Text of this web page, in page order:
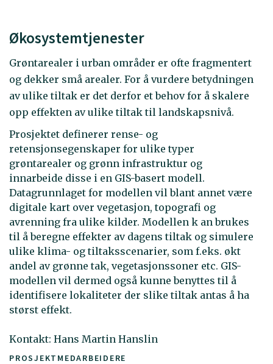
PROSJEKTMEDARBEIDERE
Økosystemtjenester
Grøntarealer i urban områder er ofte fragmentert
og dekker små arealer. For å vurdere betydningen
av ulike tiltak er det derfor et behov for å skalere
opp effekten av ulike tiltak til landskapsnivå.
Prosjektet definerer rense- og
retensjonsegenskaper for ulike typer
grøntarealer og grønn infrastruktur og
innarbeide disse i en GIS-basert modell.
Datagrunnlaget for modellen vil blant annet være
digitale kart over vegetasjon, topografi og
avrenning fra ulike kilder. Modellen k an brukes
til å beregne effekter av dagens tiltak og simulere
ulike klima- og tiltaksscenarier, som f.eks. økt
andel av grønne tak, vegetasjonssoner etc. GIS-
modellen vil dermed også kunne benyttes til å
identifisere lokaliteter der slike tiltak antas å ha
størst effekt.
Kontakt: Hans Martin Hanslin